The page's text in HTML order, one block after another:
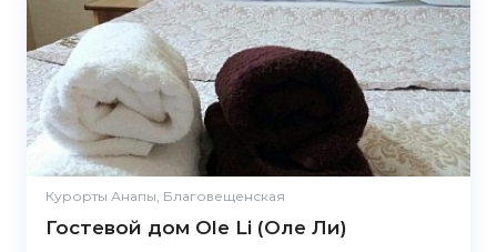
Курорты Анапы, Благовещенская
Гостевой дом Ole Li (Оле Ли)